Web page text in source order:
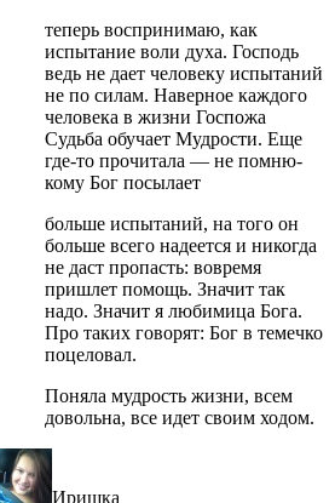
теперь воспринимаю, как
испытание воли духа. Господь
ведь не дает человеку испытаний
не по силам. Наверное каждого
человека в жизни Госпожа
Судьба обучает Мудрости. Еще
где-то прочитала — не помню-
кому Бог посылает
больше испытаний, на того он
больше всего надеется и никогда
не даст пропасть: вовремя
пришлет помощь. Значит так
надо. Значит я любимица Бога.
Про таких говорят: Бог в темечко
поцеловал.
Поняла мудрость жизни, всем
довольна, все идет своим ходом.
Иришка